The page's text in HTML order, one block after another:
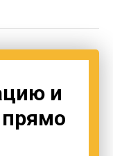
и
прямо